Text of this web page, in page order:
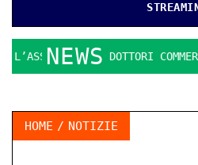
NEWSDOTTORI
HOME NOTIZIE